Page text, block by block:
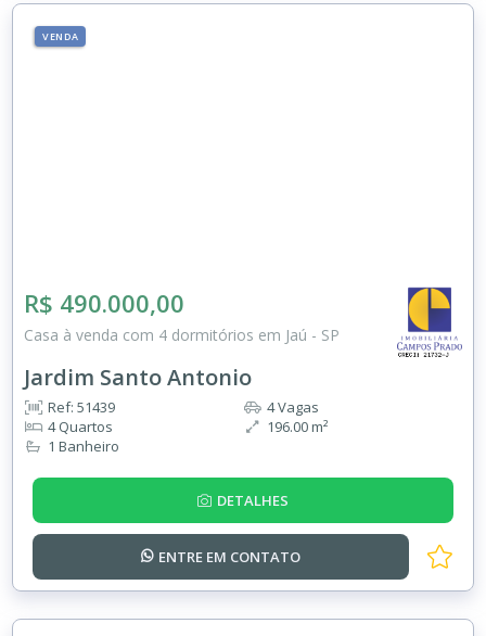
VENDA
R$ 490.000,00
Casa à venda com 4 dormitórios em Jaú - SP
Jardim Santo Antonio
Ref: 51439
4 Quartos
1 Banheiro
4 Vagas
196.00 m²
DETALHES
ENTRE EM CONTATO